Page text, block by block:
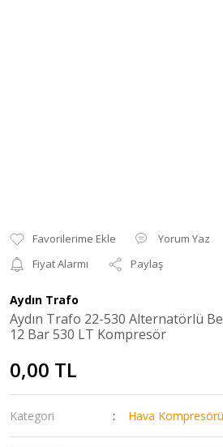
Yorum Yaz
Fiyat Alarmı
Paylaş
Aydın Trafo
Aydın Trafo 22-530 Alternatörlü
12 Bar 530 LT Kompresör
0,00 TL
Kategori Hava Kompresörü